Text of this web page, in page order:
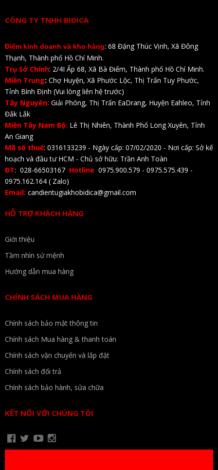
CÔNG TY TNHH BIDICA
Điểm kinh doanh và kho hàng: 68 Đặng Thúc Vịnh, Xã Đông
Thạnh, Thành phố Hồ Chí Minh.
Trụ Sở Chính: 2/4I Ấp 68, Xã Bà Điểm, Thành phố Hồ Chí Minh.
Miền Trung: Chợ Huyện, Xã Phước Lộc, Thị Trấn Tuy Phước,
Tỉnh Bình Định (Vui lòng liên hệ trước)
Tây Nguyên: Giải Phóng, Thị Trấn EaDrang, Huyện Eahleo, Tỉnh
Đắk Lắk
Miền Tây Nam Bộ: Lê Thị Nhiên, Thành Phố Long Xuyên, Tỉnh
An Giang
Mã số thuế: 0316133239 - Ngày cấp: 07/02/2020 - Nơi cấp: Sở kế
hoạch và đầu tư HCM - Chủ sở hữu: Trần Anh Toàn
ĐT: 028-66503167 Hotline 0975.900.579 - 0975.575.439 -
0975.162.164 ( Zalo)
Email: candientugiakhobidica@gmail.com
HỖ TRỢ KHÁCH HÀNG
Giới thiệu
Tầm nhìn sứ mệnh
Hướng dẫn mua hàng
CHÍNH SÁCH MUA HÀNG
Chính sách bảo mật thông tin
Chính sách Mua hàng & thanh toán
Chính sách vận chuyển và lắp đặt
Chính sách đổi trả
Chính sách bảo hành, sửa chữa
KẾT NỐI VỚI CHÚNG TÔI